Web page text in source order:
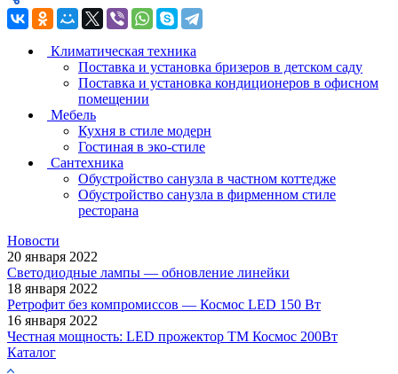
Климатическая техника
Поставка и установка бризеров в детском саду
Поставка и установка кондиционеров в офисном
помещении
Мебель
Кухня в стиле модерн
Гостиная в эко-стиле
Сантехника
Обустройство санузла в частном коттедже
Обустройство санузла в фирменном стиле
ресторана
Новости
20 января 2022
Светодиодные лампы — обновление линейки
18 января 2022
Ретрофит без компромиссов — Космос LED 150 Вт
16 января 2022
Честная мощность: LED прожектор ТМ Космос 200Вт
Каталог